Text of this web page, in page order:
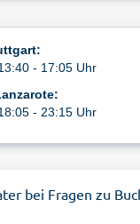
- 17:05 Uhr
- 23:15 Uhr
bei Fragen zu